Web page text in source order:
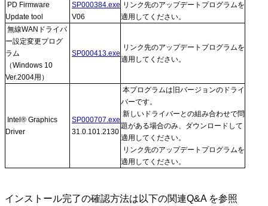
PD Firmware
Update tool
SP000384.exe
V06
リンク先のアップデートプログラムを
適用してください。
無線WANドライバ
ー設定変更プログ
ラム
（Windows 10
Ver.2004用）
SP000413.exe
リンク先のアップデートプログラムを
適用してください。
Intel® Graphics
Driver
SP000707.exe
31.0.101.2130
本プログラムは旧バージョンのドライ
バーです。
新しいドライバーとの組み合わせで問
題がある場合のみ、ダウンロードして
適用してください。
リンク先のアップデートプログラムを
適用してください。
インストール完了の確認方法は以下の関連Q&A を参照